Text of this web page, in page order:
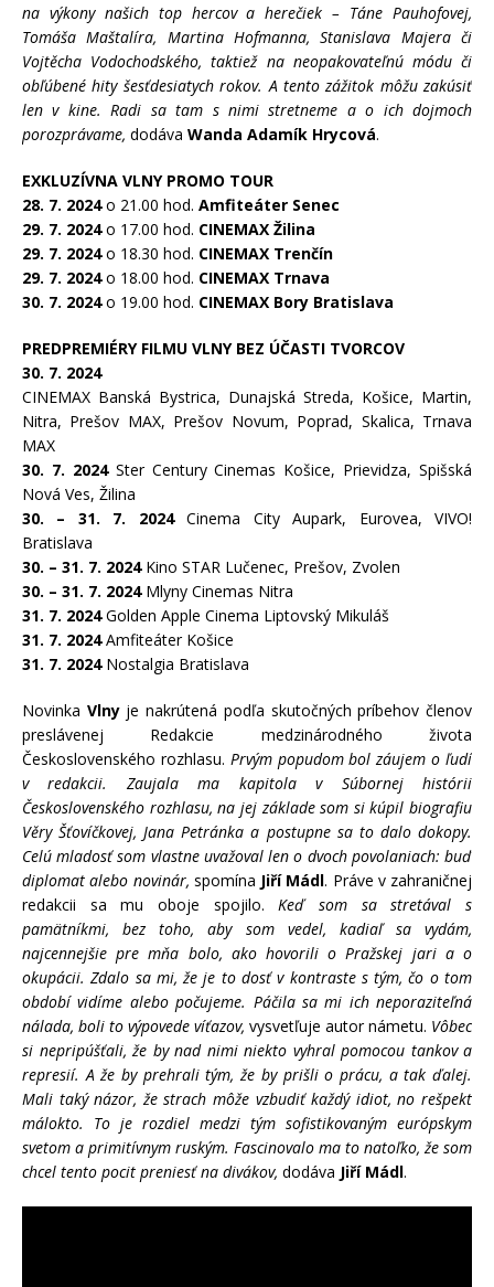
na výkony našich top hercov a herečiek – Táne Pauhofovej,
Tomáša Maštalíra, Martina Hofmanna, Stanislava Majera či
Vojtěcha Vodochodského, taktiež na neopakovateľnú módu či
obľúbené hity šesťdesiatych rokov. A tento zážitok môžu zakúsiť
len v kine. Radi sa tam s nimi stretneme a o ich dojmoch
porozprávame, dodáva Wanda Adamík Hrycová.
EXKLUZÍVNA VLNY PROMO TOUR
28. 7. 2024o 21.00 hod. Amfiteáter Senec
29. 7. 2024 o 17.00 hod. CINEMAX Žilina
29. 7. 2024o 18.30 hod. CINEMAX Trenčín
29. 7. 2024o 18.00 hod. CINEMAX Trnava
30. 7. 2024o 19.00 hod. CINEMAX Bory Bratislava
PREDPREMIÉRY FILMU VLNY BEZ ÚČASTI TVORCOV
30. 7. 2024
CINEMAX Banská Bystrica, Dunajská Streda, Košice, Martin,
Nitra, Prešov MAX, Prešov Novum, Poprad, Skalica, Trnava
MAX
30. 7. 2024Ster Century Cinemas Košice, Prievidza, Spišská
Nová Ves, Žilina
30. – 31. 7. 2024Cinema City Aupark, Eurovea, VIVO!
Bratislava
30. – 31. 7. 2024Kino STAR Lučenec, Prešov, Zvolen
30. – 31. 7. 2024Mlyny Cinemas Nitra
31. 7. 2024Golden Apple Cinema Liptovský Mikuláš
31. 7. 2024Amfiteáter Košice
31. 7. 2024Nostalgia Bratislava
Novinka Vlnyje nakrútená podľa skutočných príbehov členov
preslávenej Redakcie medzinárodného života
Československého rozhlasu. Prvým popudom bol záujem o ľudí
v redakcii. Zaujala ma kapitola v Súbornej histórii
Československého rozhlasu, na jej základe som si kúpil biografiu
Věry Šťovíčkovej, Jana Petránka a postupne sa to dalo dokopy.
Celú mladosť som vlastne uvažoval len o dvoch povolaniach: buď
diplomat alebo novinár, spomína Jiří Mádl. Práve v zahraničnej
redakcii sa mu oboje spojilo. Keď som sa stretával s
pamätníkmi, bez toho, aby som vedel, kadiaľ sa vydám,
najcennejšie pre mňa bolo, ako hovorili o Pražskej jari a o
okupácii. Zdalo sa mi, že je to dosť v kontraste s tým, čo o tom
období vidíme alebo počujeme. Páčila sa mi ich neporaziteľná
nálada, boli to výpovede víťazov, vysvetľuje autor námetu. Vôbec
si nepripúšťali, že by nad nimi niekto vyhral pomocou tankov a
represií. A že by prehrali tým, že by prišli o prácu, a tak ďalej.
Mali taký názor, že strach môže vzbudiť každý idiot, no rešpekt
málokto. To je rozdiel medzi tým sofistikovaným európskym
svetom a primitívnym ruským. Fascinovalo ma to natoľko, že som
chcel tento pocit preniesť na divákov, dodáva Jiří Mádl.